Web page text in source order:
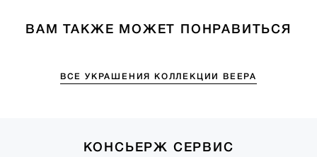
ВАМ ТАКЖЕ МОЖЕТ ПОНРАВИТЬСЯ
ВСЕ УКРАШЕНИЯ КОЛЛЕКЦИИ ВЕЕРА
КОНСЬЕРЖ СЕРВИС